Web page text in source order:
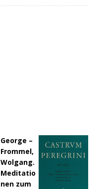
George –
Frommel,
Wolgang.
Meditatio
nen zum